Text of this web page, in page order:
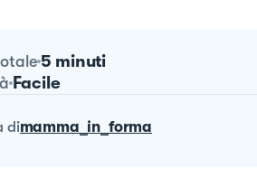
5 minuti
Facile
dimamma_in_forma